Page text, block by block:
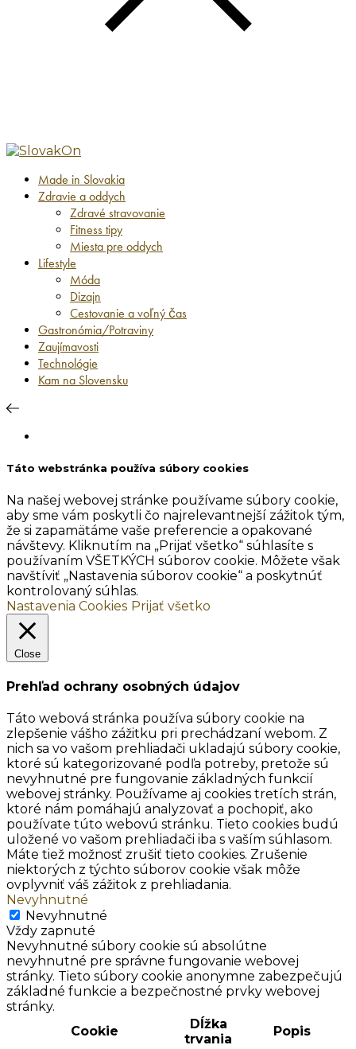
Made in Slovakia
Zdravie a oddych
Zdravé stravovanie
Fitness tipy
Miesta pre oddych
Lifestyle
Móda
Dizajn
Cestovanie a voľný čas
Gastronómia/Potraviny
Zaujímavosti
Technológie
Kam na Slovensku
Táto webstránka používa súbory cookies
Na našej webovej stránke používame súbory cookie,
aby sme vám poskytli čo najrelevantnejší zážitok tým,
že si zapamätáme vaše preferencie a opakované
návštevy. Kliknutím na „Prijať všetko“ súhlasíte s
používaním VŠETKÝCH súborov cookie. Môžete však
navštíviť „Nastavenia súborov cookie“ a poskytnúť
kontrolovaný súhlas.
Nastavenia Cookies Prijať všetko
Close
Prehľad ochrany osobných údajov
Táto webová stránka používa súbory cookie na
zlepšenie vášho zážitku pri prechádzaní webom. Z
nich sa vo vašom prehliadači ukladajú súbory cookie,
ktoré sú kategorizované podľa potreby, pretože sú
nevyhnutné pre fungovanie základných funkcií
webovej stránky. Používame aj cookies tretích strán,
ktoré nám pomáhajú analyzovať a pochopiť, ako
používate túto webovú stránku. Tieto cookies budú
uložené vo vašom prehliadači iba s vaším súhlasom.
Máte tiež možnosť zrušiť tieto cookies. Zrušenie
niektorých z týchto súborov cookie však môže
ovplyvniť váš zážitok z prehliadania.
Nevyhnutné
Nevyhnutné
Vždy zapnuté
Nevyhnutné súbory cookie sú absolútne
nevyhnutné pre správne fungovanie webovej
stránky. Tieto súbory cookie anonymne zabezpečujú
základné funkcie a bezpečnostné prvky webovej
stránky.
Cookie
Dĺžka
trvania
Popis